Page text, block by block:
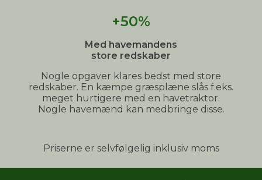
+50%
Med havemandens
store redskaber
Nogle opgaver klares bedst med store
redskaber. En kæmpe græsplæne slås f.eks.
meget hurtigere med en havetraktor.
Nogle havemænd kan medbringe disse.
Priserne er selvfølgelig inklusiv moms